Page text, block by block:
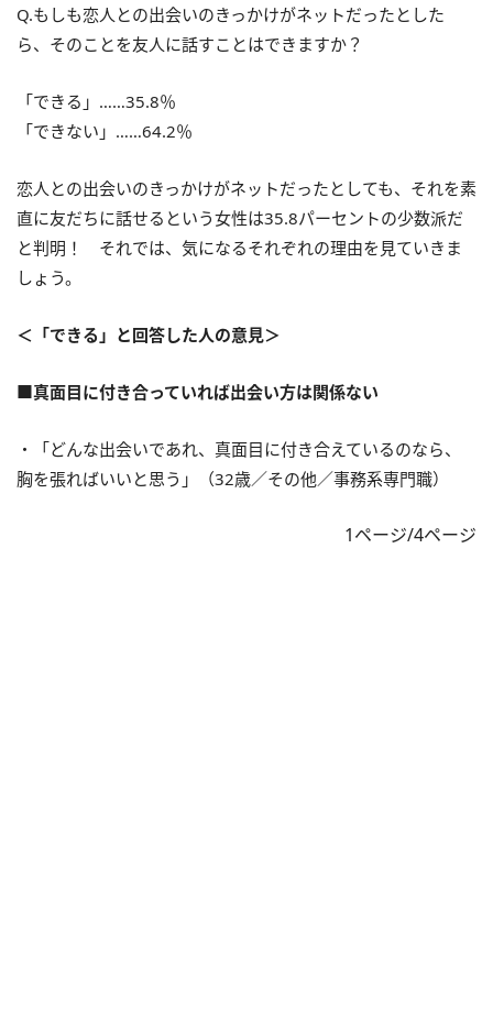
Q.もしも恋人との出会いのきっかけがネットだったとした
ら、そのことを友人に話すことはできますか？
「できる」……35.8％
「できない」……64.2％
恋人との出会いのきっかけがネットだったとしても、それを素
直に友だちに話せるという女性は35.8パーセントの少数派だ
と判明！ それでは、気になるそれぞれの理由を見ていきま
しょう。
＜「できる」と回答した人の意見＞
■真面目に付き合っていれば出会い方は関係ない
・「どんな出会いであれ、真面目に付き合えているのなら、
胸を張ればいいと思う」（32歳／その他／事務系専門職）
1ページ/4ページ